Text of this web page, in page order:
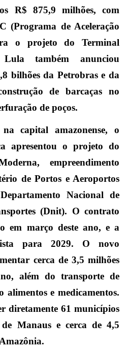
R$ 875,9 milhões, com
(Programa de Aceleração
o projeto do Terminal
também anunciou
bilhões da Petrobras e da
de barcaças no
de poços.
capital amazonense, o
apresentou o projeto do
empreendimento
de Portos e Aeroportos
Nacional de
(Dnit). O contrato
em março deste ano, e a
para 2029. O novo
cerca de 3,5 milhões
além do transporte de
alimentos e medicamentos.
diretamente 61 municípios
Manaus e cerca de 4,5